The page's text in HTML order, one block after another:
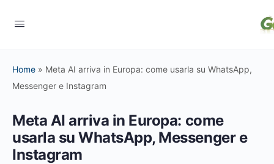
Home » Meta AI arriva in Europa: come usarla su WhatsApp,
Messenger e Instagram
Meta AI arriva in Europa: come
usarla su WhatsApp, Messenger e
Instagram